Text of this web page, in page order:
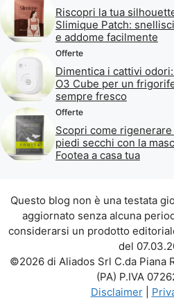
Riscopri la tua
Slimique Patch:
e addome facilmente
Offerte
Dimentica i cattivi
O3 Cube per un
sempre fresco
Offerte
Scopri come
piedi secchi con la
Footea a casa tua
Questo blog non è una testata
aggiornato senza alcuna
considerarsi un prodotto
del
©2026 di Aliados Srl C.da Piana
(PA) P.IVA
Disclaimer|